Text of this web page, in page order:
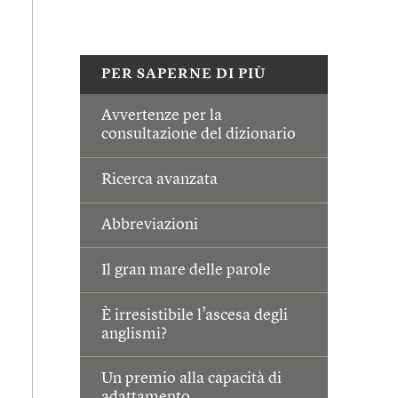
PER SAPERNE DI PIÙ
Avvertenze per la
consultazione del dizionario
Ricerca avanzata
Abbreviazioni
Il gran mare delle parole
È irresistibile l’ascesa degli
anglismi?
Un premio alla capacità di